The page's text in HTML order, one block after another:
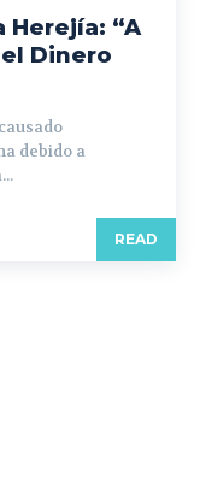
Herejía: “A
Dinero
debido a
READ